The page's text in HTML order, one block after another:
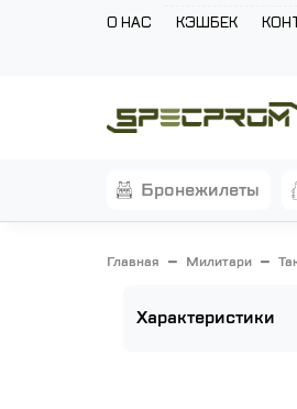
О НАС КЭШБЕК
бронежилеты
Главная Милитари
Характеристики